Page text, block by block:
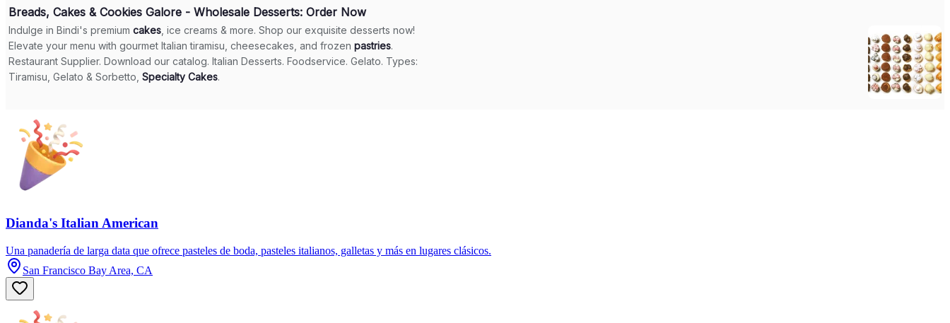
Dianda's Italian American
Una panadería de larga data que ofrece pasteles de boda, pasteles italianos, galletas y más en lugares clásicos.
San Francisco Bay Area, CA